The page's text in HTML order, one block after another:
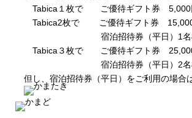
Tabica１枚で ご優待ギフト券
Tabica2枚で ご優待ギフト券
宿泊招待券（平日）1名
Tabica３枚で ご優待ギフト券
宿泊招待券（平日）2名
但し、宿泊招待券（平日）をご利用の場合